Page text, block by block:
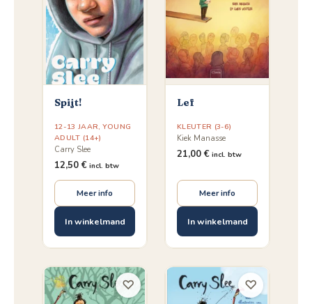
Spijt!
12-13 JAAR, YOUNG
ADULT (14+)
Carry Slee
12,50 € incl. btw
Meer info
In winkelmand
Lef
KLEUTER (3-6)
Kiek Manasse
21,00 € incl. btw
Meer info
In winkelmand
♡ ♡